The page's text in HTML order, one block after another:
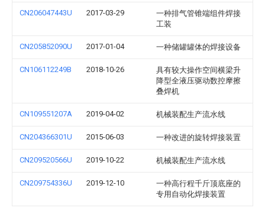
CN206047443U 2017-03-29
一种排气管锥端组件焊接
工装
CN205852090U 2017-01-04 一种储罐罐体的焊接设备
CN106112249B 2018-10-26
具有较大操作空间横梁升
降型全液压驱动数控摩擦
叠焊机
CN109551207A 2019-04-02 机械装配生产流水线
CN204366301U 2015-06-03 一种改进的旋转焊接装置
CN209520566U 2019-10-22 机械装配生产流水线
CN209754336U 2019-12-10
一种高行程千斤顶底座的
专用自动化焊接装置